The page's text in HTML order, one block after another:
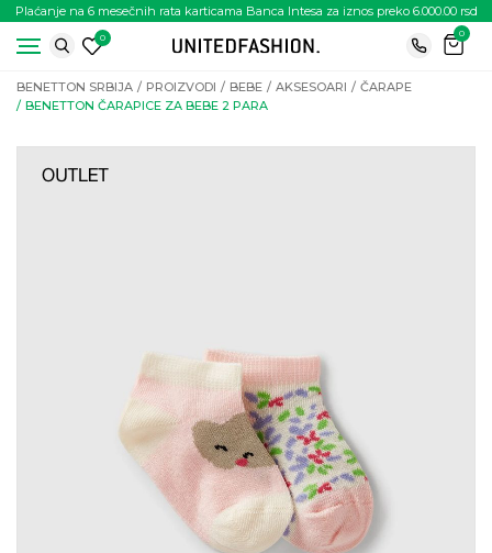
Plaćanje na 6 mesečnih rata karticama Banca Intesa za iznos preko 6.000.00 rsd
0
0
BENETTON SRBIJA PROIZVODI BEBE AKSESOARI
ČARAPE
BENETTON ČARAPICE ZA BEBE 2 PARA